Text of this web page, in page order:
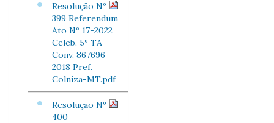
Resolução Nº
399 Referendum
Ato Nº 17-2022
Celeb. 5º TA
Conv. 867696-
2018 Pref.
Colniza-MT.pdf
Resolução Nº
400